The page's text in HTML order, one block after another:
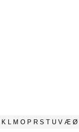
K L M O P R S T U V Æ Ø